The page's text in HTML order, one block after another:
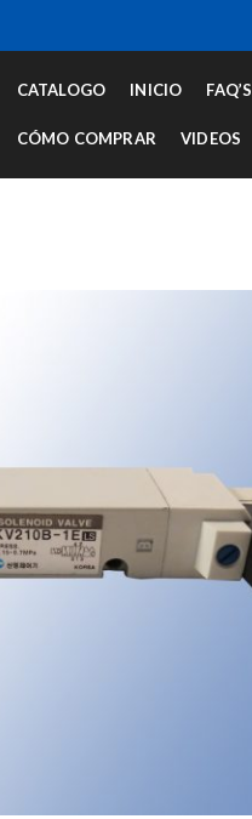
CATALOGO INICIO FAQ’S
CÓMO COMPRAR VIDEOS